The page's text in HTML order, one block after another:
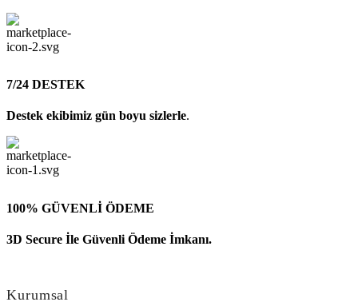
7/24 DESTEK
Destek ekibimiz gün boyu sizlerle.
100% GÜVENLİ ÖDEME
3D Secure İle Güvenli Ödeme İmkanı.
Kurumsal